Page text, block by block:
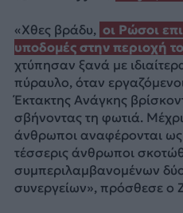
«Χθες βράδυ, οι Ρώσοι
υποδομές στην περιοχή
χτύπησαν ξανά με
πύραυλο, όταν
Έκτακτης Ανάγκης
σβήνοντας τη φωτιά.
άνθρωποι αναφέρονται ως
τέσσερις άνθρωποι
συμπεριλαμβανομένων
συνεργείων», πρόσθεσε ο